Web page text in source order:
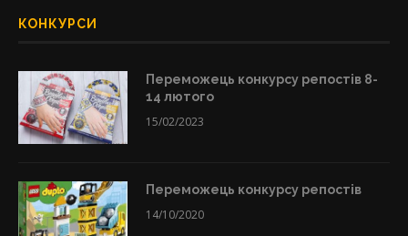
КОНКУРСИ
Переможець конкурсу репостів 8-
14 лютого
15/02/2023
Переможець конкурсу репостів
14/10/2020